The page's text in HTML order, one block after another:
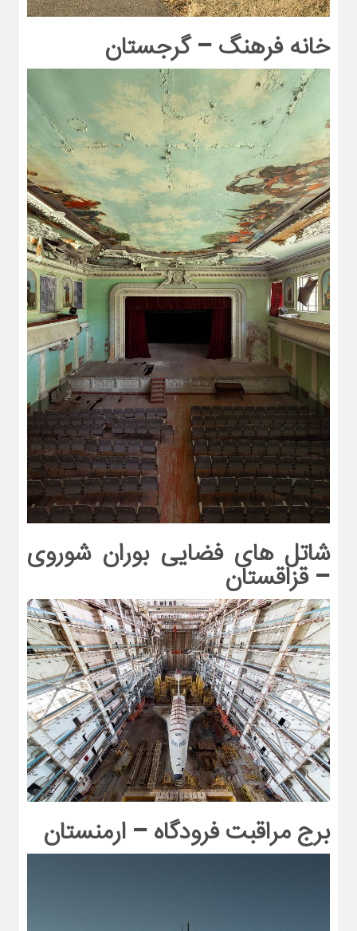
خانه فرهنگ – گرجستان
شاتل های فضایی بوران شوروی
– قزاقستان
برج مراقبت فرودگاه – ارمنستان